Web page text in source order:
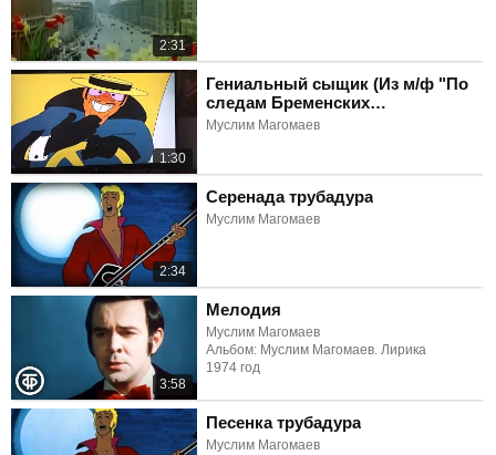
2:31
1:30
Гениальный сыщик (Из м/ф "По
следам Бременских
музыкантов")
Муслим Магомаев
2:34
Серенада трубадура
Муслим Магомаев
3:58
Мелодия
Муслим Магомаев
Альбом: Муслим Магомаев. Лирика
1974 год
Песенка трубадура
Муслим Магомаев